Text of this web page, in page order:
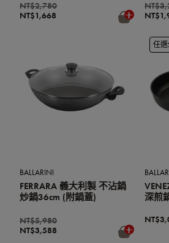
NT$1,668
NT$2,780
BALLARINI
FERRARA 義大利製 不沾鍋
炒鍋36cm (附鍋蓋)
NT$3,588
NT$5,980
任
深煎